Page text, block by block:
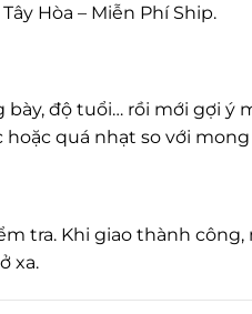
Hòa – Miễn Phí Ship.
độ tuổi… rồi mới gợi ý
hoặc quá nhạt so với
tra. Khi giao thành công,
xa.